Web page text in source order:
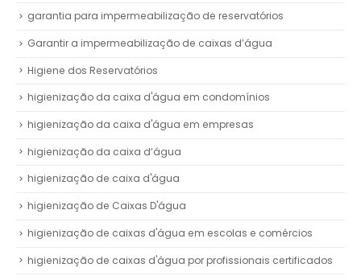
garantia para impermeabilização de reservatórios
Garantir a impermeabilização de caixas d’água
Higiene dos Reservatórios
higienização da caixa d'água em condomínios
higienização da caixa d'água em empresas
higienização da caixa d’água
higienização de caixa d'água
higienização de Caixas D'água
higienização de caixas d'água em escolas e comércios
higienização de caixas d'água por profissionais certificados